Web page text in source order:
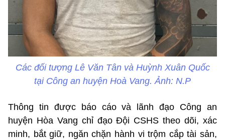
Các đối tượng Lê Văn Tân và Huỳnh Xuân Quốc
tại Công an huyện Hoà Vang. Ảnh: N.P
Thông tin được báo cáo và lãnh đạo Công an
huyện Hòa Vang chỉ đạo Đội CSHS theo dõi, xác
minh, bắt giữ, ngăn chặn hành vi trộm cắp tài sản,